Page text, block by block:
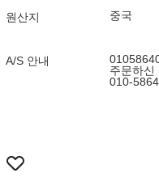
원산지 중국
A/S 안내
주문하신
010-